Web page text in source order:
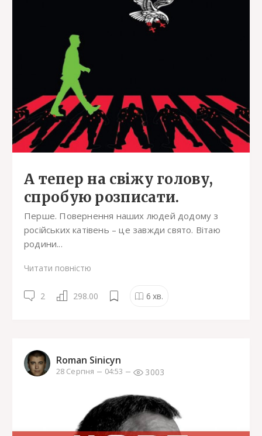
А тепер на свіжу голову,
спробую розписати.
Перше. Повернення наших людей додому з
російських катівень – це завжди свято. Вітаю
родини...
Читати повністю
2 298.00 6 хв.
Roman Sinicyn
28 Серпня 04:53 3003